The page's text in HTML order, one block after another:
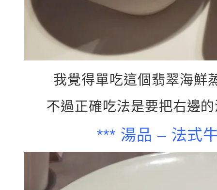
我覺得單吃這個翡翠海鮮
不過正確吃法是要把右邊
*** 湯品 – 法式